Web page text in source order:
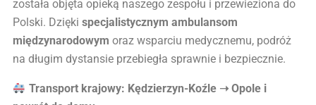
została objęta opieką naszego zespołu i przewieziona do
Polski. Dzięki specjalistycznym ambulansom
międzynarodowym oraz wsparciu medycznemu, podróż
na długim dystansie przebiegła sprawnie i bezpiecznie.
Transport krajowy: Kędzierzyn-Koźle ➝ Opole i